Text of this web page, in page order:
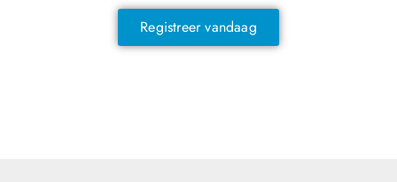
Registreer vandaag